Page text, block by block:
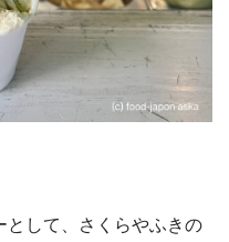
として、さくらやふきの